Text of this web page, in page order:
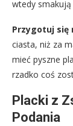
wtedy smakują
Przygotuj się
ciasta, niż za
mieć pyszne
rzadko coś
Placki z
Podania